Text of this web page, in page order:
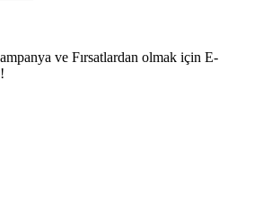
ve Fırsatlardan olmak için E-